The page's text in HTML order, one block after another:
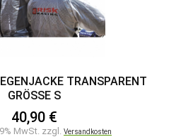
TRANSPARENT
GRÖSSE S
40,90 €
MwSt. zzgl. Versandkosten